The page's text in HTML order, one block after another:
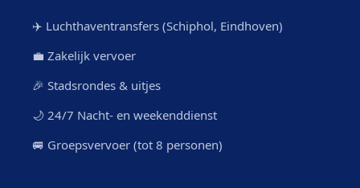
✈️ Luchthaventransfers (Schiphol, Eindhoven)
💼 Zakelijk vervoer
🎉 Stadsrondes & uitjes
🌙 24/7 Nacht- en weekenddienst
🚐 Groepsvervoer (tot 8 personen)